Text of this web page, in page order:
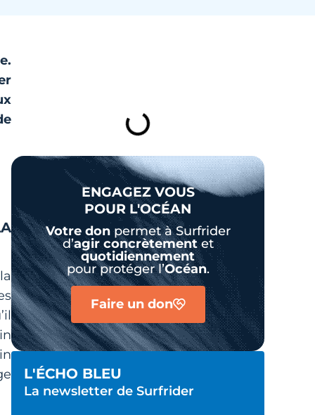
ENGAGEZ VOUS
POUR L'OCÉAN
Votre donpermet à Surfrider
d’agir concrètementet
quotidiennement
pour protéger l’Océan.
Faire un don
L'ÉCHO BLEU
La newsletter de Surfrider